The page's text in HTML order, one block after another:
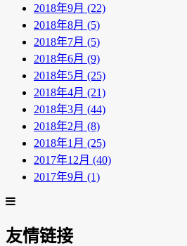
2018年9月 (22)
2018年8月 (5)
2018年7月 (5)
2018年6月 (9)
2018年5月 (25)
2018年4月 (21)
2018年3月 (44)
2018年2月 (8)
2018年1月 (25)
2017年12月 (40)
2017年9月 (1)
友情链接